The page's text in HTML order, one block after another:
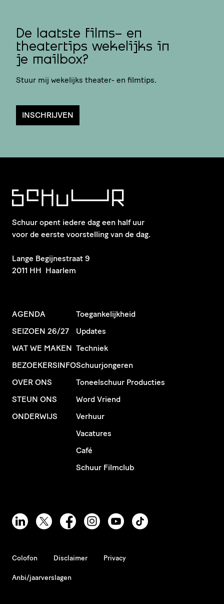
De laatste films- en
theatertips wekelijks in
je mailbox?
Stuur mij wekelijks theater- en filmtips.
INSCHRIJVEN
Schuur opent iedere dag een half uur
voor de eerste voorstelling van de dag.
​Lange Begijnestraat 9
2011 HH Haarlem
AGENDA
SEIZOEN 26/27
WAT WE MAKEN
BEZOEKERSINFO
OVER ONS
STEUN ONS
ONDERWIJS
Toegankelijkheid
Updates
Techniek
Schuurjongeren
Toneelschuur Producties
Word Vriend
Verhuur
Vacatures
Café
Schuur Filmclub
Colofon Disclaimer Privacy
Anbi/jaarverslagen